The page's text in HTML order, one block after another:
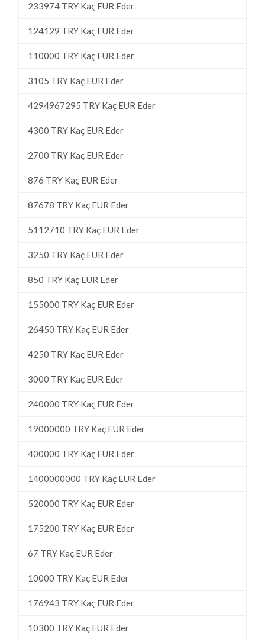
233974 TRY Kaç EUR Eder
124129 TRY Kaç EUR Eder
110000 TRY Kaç EUR Eder
3105 TRY Kaç EUR Eder
4294967295 TRY Kaç EUR Eder
4300 TRY Kaç EUR Eder
2700 TRY Kaç EUR Eder
876 TRY Kaç EUR Eder
87678 TRY Kaç EUR Eder
5112710 TRY Kaç EUR Eder
3250 TRY Kaç EUR Eder
850 TRY Kaç EUR Eder
155000 TRY Kaç EUR Eder
26450 TRY Kaç EUR Eder
4250 TRY Kaç EUR Eder
3000 TRY Kaç EUR Eder
240000 TRY Kaç EUR Eder
19000000 TRY Kaç EUR Eder
400000 TRY Kaç EUR Eder
1400000000 TRY Kaç EUR Eder
520000 TRY Kaç EUR Eder
175200 TRY Kaç EUR Eder
67 TRY Kaç EUR Eder
10000 TRY Kaç EUR Eder
176943 TRY Kaç EUR Eder
10300 TRY Kaç EUR Eder